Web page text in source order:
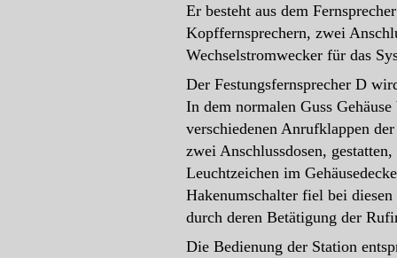
Er besteht aus dem
Kopffernsprechern, zwei
Wechselstromwecker für das
Der Festungsfernsprecher D
In dem normalen Guss
verschiedenen Anrufklappen
zwei Anschlussdosen,
Leuchtzeichen im
Hakenumschalter fiel bei
durch deren Betätigung der
Die Bedienung der Station